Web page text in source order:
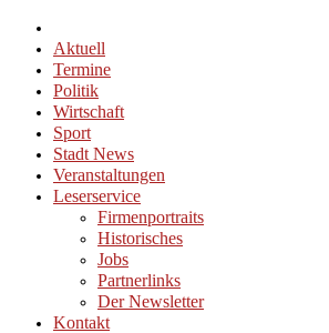
Aktuell
Termine
Politik
Wirtschaft
Sport
Stadt News
Veranstaltungen
Leserservice
Firmenportraits
Historisches
Jobs
Partnerlinks
Der Newsletter
Kontakt